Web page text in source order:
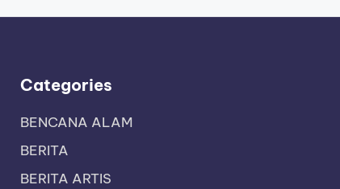
Categories
BENCANA ALAM
BERITA
BERITA ARTIS